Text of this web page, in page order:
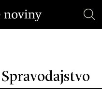
Spravodajstvo